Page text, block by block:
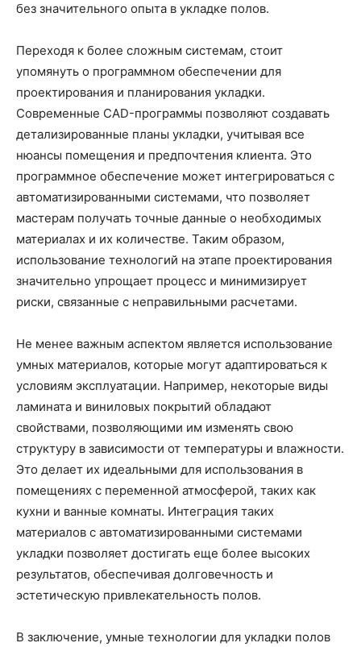
без значительного опыта в укладке полов.
Переходя к более сложным системам, стоит
упомянуть о программном обеспечении для
проектирования и планирования укладки.
Современные CAD-программы позволяют создавать
детализированные планы укладки, учитывая все
нюансы помещения и предпочтения клиента. Это
программное обеспечение может интегрироваться с
автоматизированными системами, что позволяет
мастерам получать точные данные о необходимых
материалах и их количестве. Таким образом,
использование технологий на этапе проектирования
значительно упрощает процесс и минимизирует
риски, связанные с неправильными расчетами.
Не менее важным аспектом является использование
умных материалов, которые могут адаптироваться к
условиям эксплуатации. Например, некоторые виды
ламината и виниловых покрытий обладают
свойствами, позволяющими им изменять свою
структуру в зависимости от температуры и влажности.
Это делает их идеальными для использования в
помещениях с переменной атмосферой, таких как
кухни и ванные комнаты. Интеграция таких
материалов с автоматизированными системами
укладки позволяет достигать еще более высоких
результатов, обеспечивая долговечность и
эстетическую привлекательность полов.
В заключение, умные технологии для укладки полов